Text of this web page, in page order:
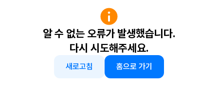
알 수 없는 오류가 발생했습니다.
다시 시도해주세요.
새로고침 홈으로 가기